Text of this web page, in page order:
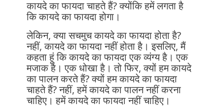
कायदे का फायदा चाहते हैं? क्योंकि हमें लगता है
कि कायदे का फायदा होगा।
लेकिन, क्या सचमुच कायदे का फायदा होता है?
नहीं, कायदे का फायदा नहीं होता है। इसलिए, मैं
कहता हूं कि कायदे का फायदा एक व्यंग्य है। एक
मजाक है। एक धोखा है। तो फिर, क्यों हम कायदे
का पालन करते हैं? क्यों हम कायदे का फायदा
चाहते हैं? नहीं, हमें कायदे का पालन नहीं करना
चाहिए। हमें कायदे का फायदा नहीं चाहिए।